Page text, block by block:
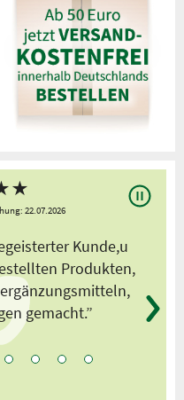
★
22.07.2026
Kunde,u
Produkten,
gemacht.”